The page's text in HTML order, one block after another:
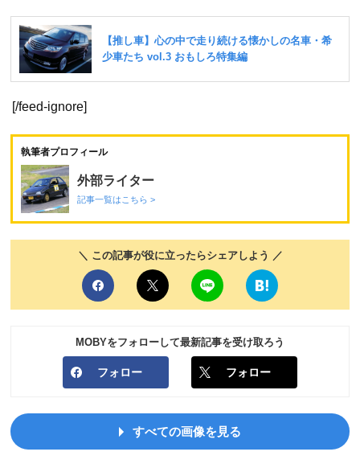
[/feed-ignore]
執筆者プロフィール
外部ライター
記事一覧はこちら >
＼ この記事が役に立ったらシェアしよう ／
MOBYをフォローして最新記事を受け取ろう
フォロー フォロー
すべての画像を見る